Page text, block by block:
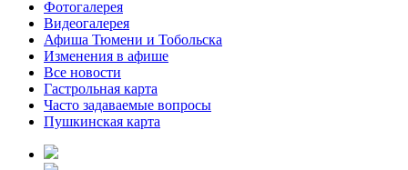
Фотогалерея
Видеогалерея
Афиша Тюмени и Тобольска
Изменения в афише
Все новости
Гастрольная карта
Часто задаваемые вопросы
Пушкинская карта